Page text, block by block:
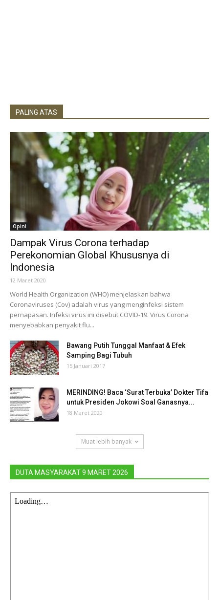
PALING ATAS
Opini
Dampak Virus Corona terhadap
Perekonomian Global Khususnya di
Indonesia
12 Maret 2020
World Health Organization (WHO) menjelaskan bahwa
Coronaviruses (Cov) adalah virus yang menginfeksi sistem
pernapasan. Infeksi virus ini disebut COVID-19. Virus Corona
menyebabkan penyakit flu...
Bawang Putih Tunggal Manfaat & Efek
Samping Bagi Tubuh
15 Januari 2017
MERINDING! Baca ‘Surat Terbuka’ Dokter Tifa
untuk Presiden Jokowi Soal Ganasnya...
18 Maret 2020
Muat lebih banyak
DUTA MASYARAKAT 9 MARET 2026